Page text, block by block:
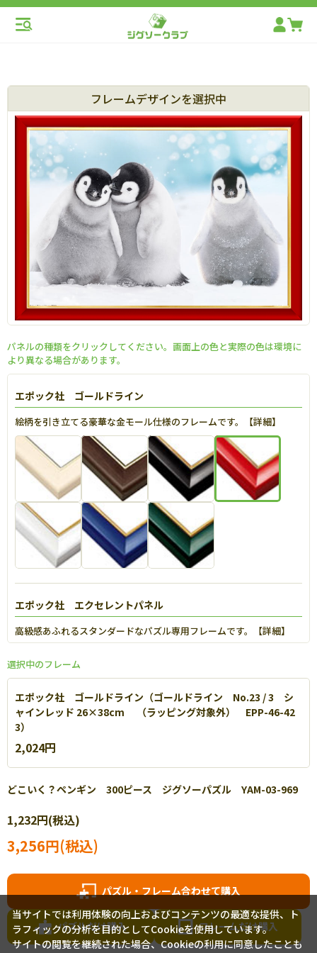
フレームデザインを選択中
パネルの種類をクリックしてください。画面上の色と実際の色は環境に
より異なる場合があります。
エポック社 ゴールドライン
絵柄を引き立てる豪華な金モール仕様のフレームです。【詳細】
エポック社 エクセレントパネル
高級感あふれるスタンダードなパズル専用フレームです。【詳細】
エポック社 パネルマックス
軽量なアルミを使用し丈夫で扱いやすいパネルです。【
選択中のフレーム
エポック社 ゴールドライン（ゴールドライン No.23 / 3 シ
ャインレッド 26×38cm （ラッピング対象外） EPP-46-42
3）
2,024円
どこいく？ペンギン 300ピース ジグソーパズル YAM-03-969
1,232円(税込)
3,256円(税込)
パズル・フレーム合わせて購入
パズルだけ購入 フレームだけ購入
当サイトでは利用体験の向上およびコンテンツの最適な提供、ト
ラフィックの分析を目的としてCookieを使用しています。
サイトの閲覧を継続された場合、Cookieの利用に同意したことも